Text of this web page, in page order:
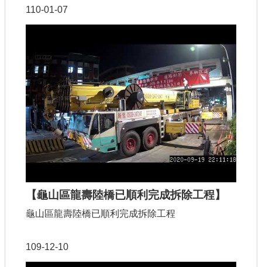
110-01-07
【龜山區龍壽陸橋已順利完成拆除工程】
109-12-10
龜山區龍壽陸橋已順利完成拆除工程